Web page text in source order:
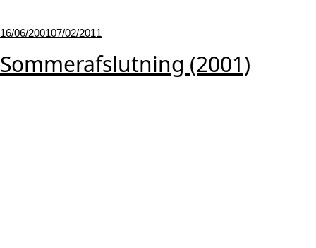
Udgivet
16/06/200107/02/2011
Sommerafslutning (2001)